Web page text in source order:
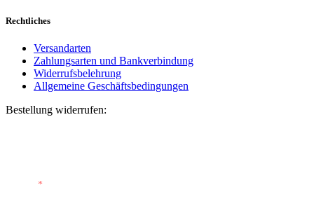
Rechtliches
Versandarten
Zahlungsarten und Bankverbindung
Widerrufsbelehrung
Allgemeine Geschäftsbedingungen
Bestellung widerrufen:
*